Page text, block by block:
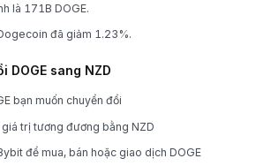
là 171B DOGE.
đã giảm 1.23%.
DOGE sang NZD
bạn muốn chuyển đổi
trị tương đương bằng NZD
để mua, bán hoặc giao dịch DOGE